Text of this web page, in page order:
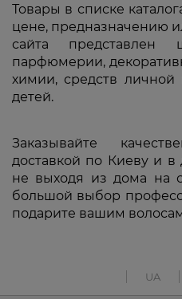
Товары в списке
цене, предназначению
сайта представлен
парфюмерии,
химии, средств
детей.
Заказывайте
доставкой по Киеву и в
не выходя из дома на
большой выбор
подарите вашим
UA